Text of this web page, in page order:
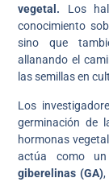
vegetal. Los
conocimiento
sino que
allanando el
las semillas en
Los
germinación de
hormonas
actúa como
giberelinas (GA),